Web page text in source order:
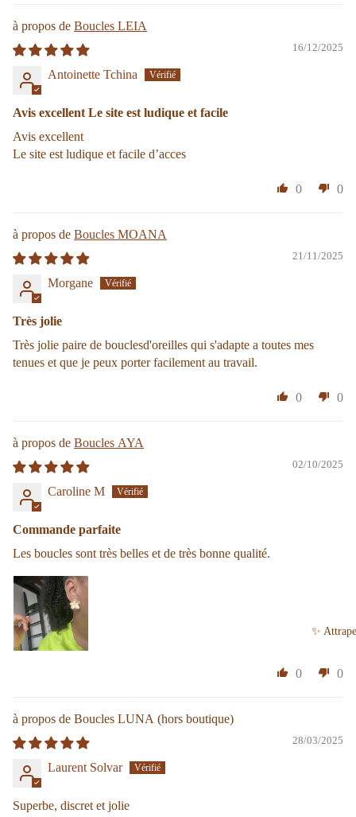
✨
Boucles LEIA
16/12/2025
Antoinette Tchina
Avis excellent Le site est ludique et facile
Avis excellent
Le site est ludique et facile d’acces
0 0
Boucles MOANA
21/11/2025
Morgane
Très jolie
Très jolie paire de bouclesd'oreilles qui s'adapte a toutes mes
tenues et que je peux porter facilement au travail.
0 0
Boucles AYA
02/10/2025
Caroline M
Commande parfaite
Les boucles sont très belles et de très bonne qualité.
0 0
Boucles LUNA
28/03/2025
Laurent Solvar
Superbe, discret et jolie